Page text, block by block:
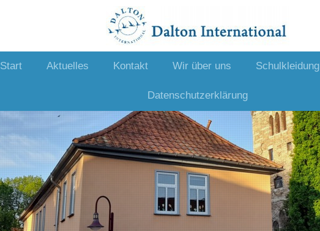
Start Aktuelles Kontakt Wir über uns Schulkleidung
Datenschutzerklärung